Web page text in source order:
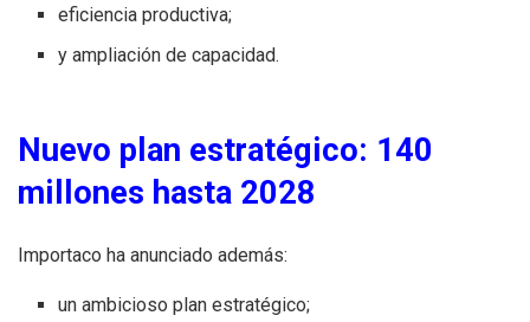
eficiencia productiva;
y ampliación de capacidad.
Nuevo plan estratégico: 140
millones hasta 2028
Importaco ha anunciado además:
un ambicioso plan estratégico;